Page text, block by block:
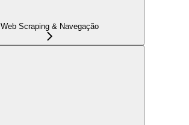
Web Scraping & Navegação